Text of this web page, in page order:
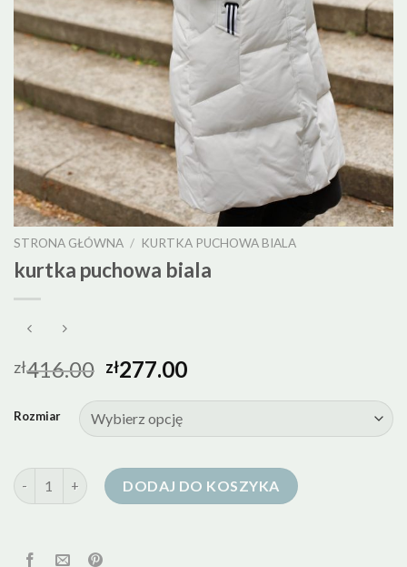
STRONA GŁÓWNA / KURTKA PUCHOWA BIALA
kurtka puchowa biala
zł416.00 zł277.00
Rozmiar
ilość kurtka puchowa bialaDODAJ DO KOSZYKA